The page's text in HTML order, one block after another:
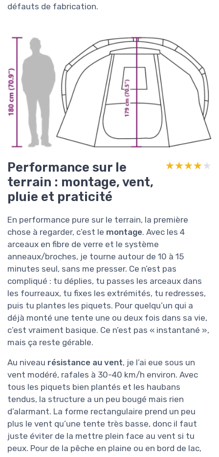
défauts de fabrication.
Performance sur le
terrain : montage, vent,
pluie et praticité
★★★★★
★★★★★
En performance pure sur le terrain, la première
chose à regarder, c’est le montage. Avec les 4
arceaux en fibre de verre et le système
anneaux/broches, je tourne autour de 10 à 15
minutes seul, sans me presser. Ce n’est pas
compliqué : tu déplies, tu passes les arceaux dans
les fourreaux, tu fixes les extrémités, tu redresses,
puis tu plantes les piquets. Pour quelqu’un qui a
déjà monté une tente une ou deux fois dans sa vie,
c’est vraiment basique. Ce n’est pas « instantané »,
mais ça reste gérable.
Au niveau résistance au vent, je l’ai eue sous un
vent modéré, rafales à 30-40 km/h environ. Avec
tous les piquets bien plantés et les haubans
tendus, la structure a un peu bougé mais rien
d’alarmant. La forme rectangulaire prend un peu
plus le vent qu’une tente très basse, donc il faut
juste éviter de la mettre plein face au vent si tu
peux. Pour de la pêche en plaine ou en bord de lac,